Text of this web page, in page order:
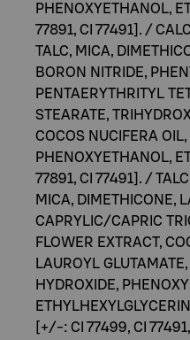
PHENOXYETHANOL,
77891, CI 77491]. /
TALC, MICA,
BORON NITRIDE,
PENTAERYTHRITYL
STEARATE,
COCOS NUCIFERA OIL,
PHENOXYETHANOL,
77891, CI 77491]. /
MICA, DIMETHICONE,
CAPRYLIC/CAPRIC
FLOWER EXTRACT,
LAUROYL
HYDROXIDE,
[+/-: CI 77499, CI